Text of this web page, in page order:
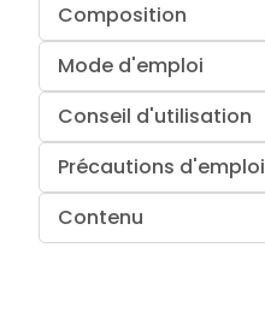
Composition
Mode d'emploi
Conseil d'utilisation
Précautions d'emploi
Contenu